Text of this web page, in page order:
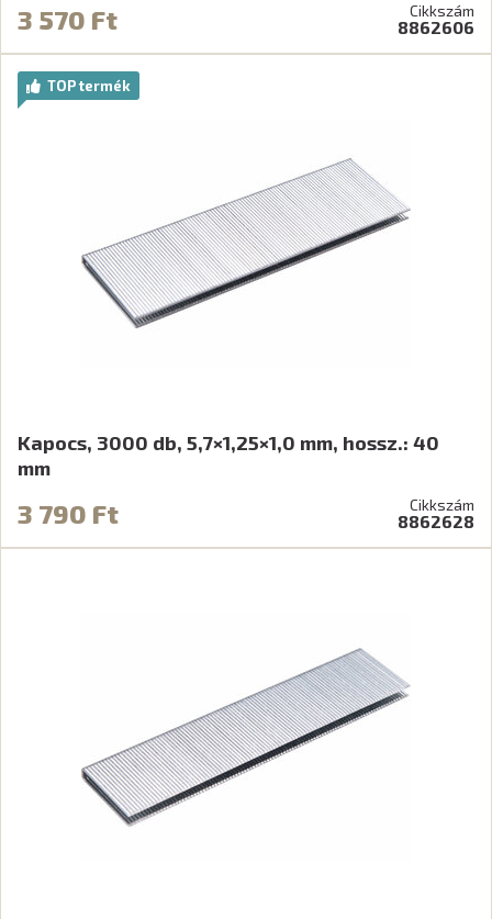
3 570 Ft Cikkszám
8862606
TOP termék
Kapocs, 3000 db, 5,7×1,25×1,0 mm, hossz.: 40
mm
3 790 Ft Cikkszám
8862628